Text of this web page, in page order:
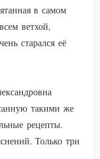
в самом
ветхой,
старался её
такими же
рецепты.
Только три